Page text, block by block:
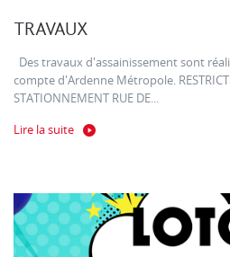
TRAVAUX
Des travaux d'assainissement sont
compte d'Ardenne Métropole.
STATIONNEMENT RUE DE...
Lire la suite